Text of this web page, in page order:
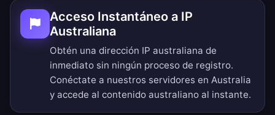
Acceso Instantáneo a IP
Australiana
Obtén una dirección IP australiana de
inmediato sin ningún proceso de registro.
Conéctate a nuestros servidores en Australia
y accede al contenido australiano al instante.